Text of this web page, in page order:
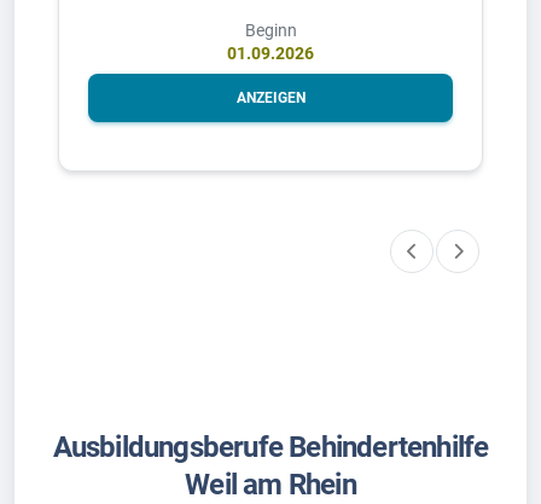
Beginn
01.09.2026
ANZEIGEN
Ausbildungsberufe Behindertenhilfe
Weil am Rhein